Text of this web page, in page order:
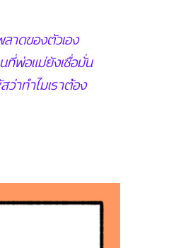
าดของตัวเอง
ที่พ่อแม่ยังเชื่อมั่น
ว่าทำไมเราต้อง